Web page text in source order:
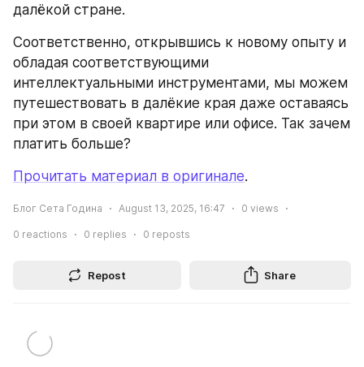
далёкой стране.
Соответственно, открывшись к новому опыту и
обладая соответствующими
интеллектуальными инструментами, мы можем
путешествовать в далёкие края даже оставаясь
при этом в своей квартире или офисе. Так зачем
платить больше?
Прочитать материал в оригинале.
Блог Сета Година August 13, 2025, 16:47 0 views
0 reactions 0 replies 0 reposts
Repost Share